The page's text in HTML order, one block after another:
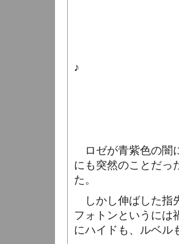
♪
ロゼが青紫色の闇
にも突然のことだっ
た。
しかし伸ばした指
フォトンというには
にハイドも、ルベル